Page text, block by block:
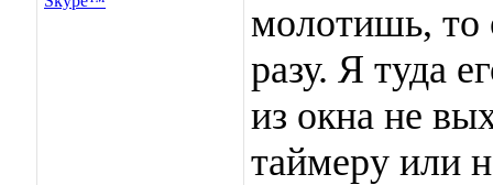
молотишь, то
разу. Я туда
из окна не
таймеру или